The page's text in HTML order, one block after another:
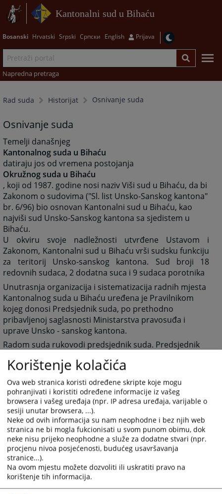
Kantonalni sud u Bihaću
Bosanski Hrvatski Srpski Српски English Prijava
Napredna pretraga
Rad suda Historijat Osnivanje suda
Osnivanje suda
Temelji današnjeg
Kantonalnog suda u Bihaću
datiraju jos od vremena postojanja
Okružnog suda u Bihaću
, koji od 1987. godine nosi naziv Viši sud u Bihaću, da bi
Zakonom o sudovima ("Sl. list Unsko-Sanskog kantona"
br. 6/96) bio osnovan Kantonalni sud u Bihaću, kao
najviši sud Unsko-Sanskog kantona sa sjedistem u
Bihaću.
U okviru svoje nadležnosti utvrđene Ustavom i
Zakonom, Kantonalni sud u Bihaću vrši sudsku funkciju
za teritorij Unsko-sanskog kantona. Sud broji 18
redovnih sudaca, 2 dodatna suca i 9 sudaca porotnika
Unutrasnja organizacija i sistematizacija radnih mjesta
Kantonalnog suda u Bihaću uređena je Pravilnikom
kojeg donosi Predsjednik suda, po prethodno
pribavljenoj saglasnosti Ministarstva pravosuđa i
uprave Unsko - sanskog kantona.
Radom suda rukovodi predsjednik suda. Predsjednik
o sudovima, propisima kojima se uređuje unutrašnje
poslovanje suda, pravilnikom i drugim općim aktima.
U slučaju spriječenosti ili odsutnosti predsjednika
suda, zamjenjuje ga sudija određen godišnjim
rasporedom poslova za tekuću godinu.
2622PREGLEDA
Korištenje kolačića
Ova web stranica koristi određene skripte koje mogu
pohranjivati i koristiti određene informacije iz vašeg
browsera i vašeg uređaja (npr. IP adresa uređaja, varijable o
sesiji unutar browsera, ...).
Neke od ovih informacija su nam neophodne i bez njih web
stranica ne bi mogla fukcionisati u svom punom obimu, dok
neke nisu prijeko neophodne a služe za dodatne stvari (npr.
procjenu nivoa posjećenosti, budućeg usavršavanja
stranice...).
Na ovom mjestu možete dozvoliti ili uskratiti pravo na
korištenje tih informacija.